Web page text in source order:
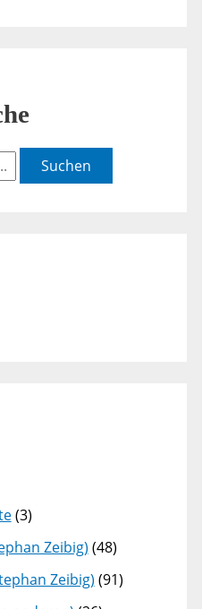
Suchen
(3)
Zeibig) (48)
Zeibig) (91)